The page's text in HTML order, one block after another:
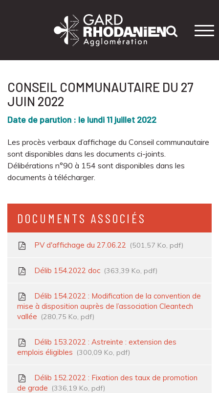
CONSEIL COMMUNAUTAIRE DU 27
JUIN 2022
Date de parution : le lundi 11 juillet 2022
Les procès verbaux d’affichage du Conseil communautaire
sont disponibles dans les documents ci-joints.
Délibérations n°90 à 154 sont disponibles dans les
documents à télécharger.
DOCUMENTS ASSOCIÉS
PV d'affichage du 27.06.22 501,57 Ko, pdf
Délib 154.2022 doc 363,39 Ko, pdf
Délib 154.2022 : Modification de la convention de
mise à disposition auprès de l’association Cleantech
vallée
280,75 Ko, pdf
Délib 153.2022 : Astreinte : extension des
emplois éligibles
300,09 Ko, pdf
Délib 152.2022 : Fixation des taux de promotion
de grade
336,19 Ko, pdf